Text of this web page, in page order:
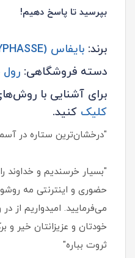
بپرسید تا پاسخ دهیم!
برند: بایفاس (BYPHASSE)
دسته فروشگاهی:
برای آشنایی با
کلیک کنید.
"درخشان‌ترین ستاره در
"بسیار خرسندیم و خداوند
حضوری و اینترنتی مه
می‌فرمایید. امیدواریم از
خودتان و عزیزانتان خیر
ثروت بباره"